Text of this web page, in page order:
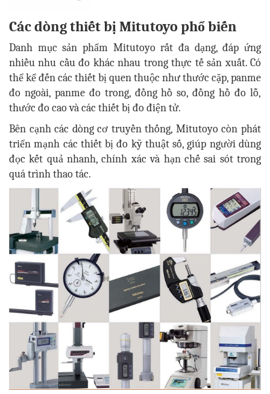
Các dòng thiết bị Mitutoyo phổ biến
Danh mục sản phẩm Mitutoyo rất đa dạng, đáp ứng
nhiều nhu cầu đo khác nhau trong thực tế sản xuất. Có
thể kể đến các thiết bị quen thuộc như thước cặp, panme
đo ngoài, panme đo trong, đồng hồ so, đồng hồ đo lỗ,
thước đo cao và các thiết bị đo điện tử.
Bên cạnh các dòng cơ truyền thống, Mitutoyo còn phát
triển mạnh các thiết bị đo kỹ thuật số, giúp người dùng
đọc kết quả nhanh, chính xác và hạn chế sai sót trong
quá trình thao tác.